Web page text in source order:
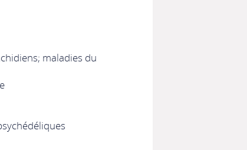
maladies du